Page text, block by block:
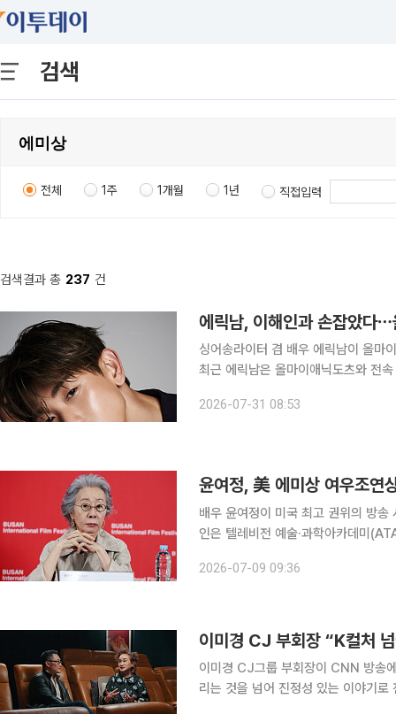
검색
전체 1주 1개월 1년 직접입력
검색결과 총 237 건
에릭남, 이해인과 손잡았다
싱어송라이터 겸 배우 에릭남이 올마이애닉도츠에 둥
최근 에릭남은 올마이애닉도츠와 전속 계약을 체결했다. 에릭남
달 5일 두 번째 싱글 '미스 미 모어
2026-07-31 08:53
윤여정, 美 에미상 여우조연
배우 윤여정이 미국 최고 권위의 방송 시상식인
인은 텔레비전 예술·과학아카데미
보도했다. 윤여정은 넷플릭스 오
2026-07-09 09:36
이미경 CJ 부회장 “K컬처
이미경 CJ그룹 부회장이 CNN 방송
리는 것을 넘어 진정성 있는 이야기